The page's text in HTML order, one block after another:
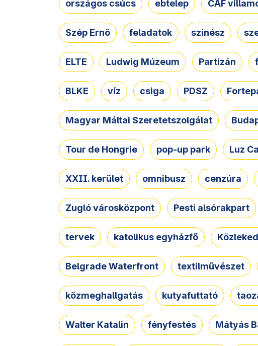
országos csúcs ebtelep CAF
Szép Ernő feladatok színész
ELTE Ludwig Múzeum Partizán
BLKE víz csiga PDSZ
Magyar Máltai Szeretetszolgálat
Tour de Hongrie pop-up park Luz
XXII. kerület omnibusz cenzúra
Zugló városközpont Pesti alsórakpart
tervek katolikus egyházfő
Belgrade Waterfront textilművészet
közmeghallgatás kutyafuttató
Walter Katalin fényfestés Mátyás